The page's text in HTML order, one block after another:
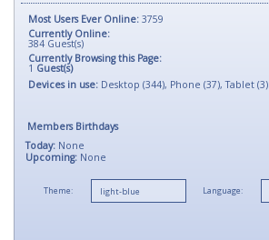
Most Users Ever Online: 3759
Currently Online:
384 Guest(s)
Currently Browsing this Page:
1 Guest(s)
Devices in use: Desktop (344), Phone (37), Tablet (3)
Members Birthdays
Today: None
Upcoming: None
Theme: Language: